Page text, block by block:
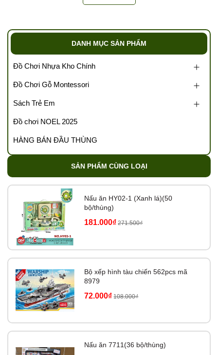
Liên hệ Hotline để giải đáp mọi thắc mắc về sản phẩm:
💌 Cám ơn sự đồng hành của quý đại lý cùngTổng kho
https://tongkhotutikids.com/
Tags: Tổng kho đồ chơi, sỉ đồ chơi trẻ em, kho đồ chơi trẻ
chơi, kho sách trẻ em, v….v
DANH MỤC SẢN PHẨM
Đồ Chơi Nhựa Kho Chính
Đồ Chơi Gỗ Montessori
Sách Trẻ Em
Đồ chơi NOEL 2025
HÀNG BÁN ĐẦU THÙNG
SẢN PHẨM CÙNG LOẠI
Nấu ăn HY02-1 (Xanh lá)(50
bộ/thùng)
181.000₫ 271.500₫
Bộ xếp hình tàu chiến 562pcs mã
8979
72.000₫ 108.000₫
Nấu ăn 7711(36 bộ/thùng)